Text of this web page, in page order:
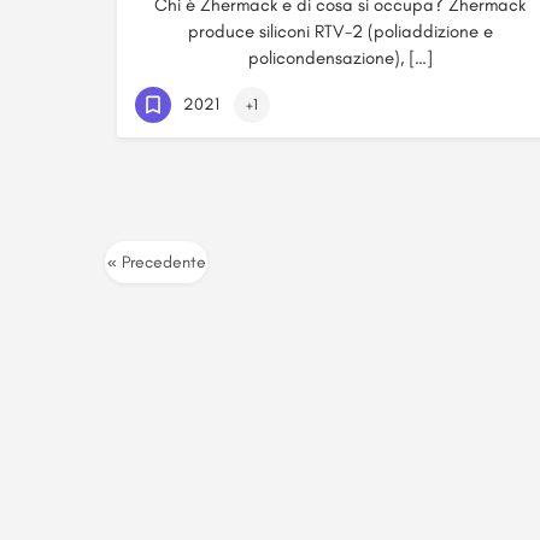
Chi è Zhermack e di cosa si occupa? Zhermack
produce siliconi RTV-2 (poliaddizione e
policondensazione), […]
2021 +1
« Precedente